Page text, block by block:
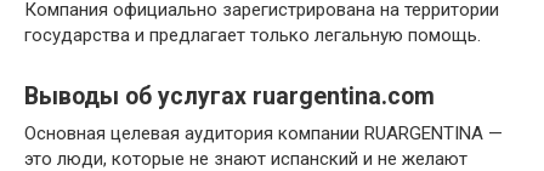
Компания официально зарегистрирована на территории
государства и предлагает только легальную помощь.
Выводы об услугах ruargentina.com
Основная целевая аудитория компании RUARGENTINA —
это люди, которые не знают испанский и не желают